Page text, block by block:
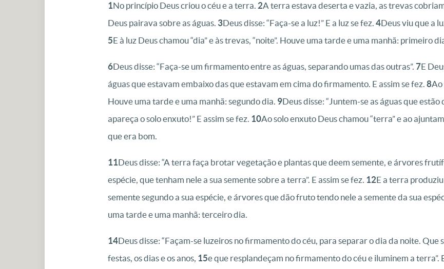
1No princípio Deus criou o céu e a terra. 2A terra estava deserta e vazia, as trevas
Deus pairava sobre as águas. 3Deus disse: “Faça-se a luz!” E a luz se fez. 4Deus viu que a
5E à luz Deus chamou “dia” e às trevas, “noite”. Houve uma tarde e uma manhã: primeiro
6Deus disse: “Faça-se um firmamento entre as águas, separando umas das outras”. 7E
águas que estavam embaixo das que estavam em cima do firmamento. E assim se fez. 8Ao
Houve uma tarde e uma manhã: segundo dia. 9Deus disse: “Juntem-se as águas que
apareça o solo enxuto!” E assim se fez. 10Ao solo enxuto Deus chamou “terra” e ao
que era bom.
11Deus disse: “A terra faça brotar vegetação e plantas que deem semente, e árvores
espécie, que tenham nele a sua semente sobre a terra”. E assim se fez. 12E a terra
semente segundo a sua espécie, e árvores que dão fruto tendo nele a semente da sua
uma tarde e uma manhã: terceiro dia.
14Deus disse: “Façam-se luzeiros no firmamento do céu, para separar o dia da noite. Que
festas, os dias e os anos, 15e que resplandeçam no firmamento do céu e iluminem a terra”.